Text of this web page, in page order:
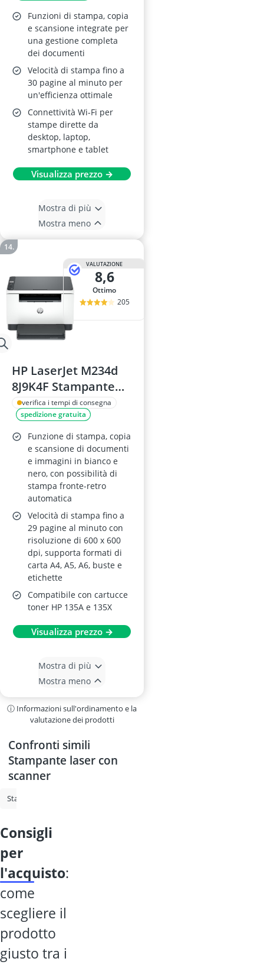
Funzioni di stampa, copia
e scansione integrate per
una gestione completa
dei documenti
Velocità di stampa fino a
30 pagine al minuto per
un'efficienza ottimale
Connettività Wi-Fi per
stampe dirette da
desktop, laptop,
smartphone e tablet
Visualizza prezzo →
Mostra di più
Mostra meno
VALUTAZIONE
8,6
Ottimo
205
HP LaserJet M234d
8J9K4F Stampante
Multifunzione
verifica i tempi di consegna
spedizione gratuita
Funzione di stampa, copia
e scansione di documenti
e immagini in bianco e
nero, con possibilità di
stampa fronte-retro
automatica
Velocità di stampa fino a
29 pagine al minuto con
risoluzione di 600 x 600
dpi, supporta formati di
carta A4, A5, A6, buste e
etichette
Compatibile con cartucce
toner HP 135A e 135X
Visualizza prezzo →
Mostra di più
Mostra meno
ⓘ Informazioni sull'ordinamento e la
valutazione dei prodotti
Confronti simili
Stampante laser con
scanner
Stampante multifunzione laser
consigli
per
l'acquisto:
come
scegliere il
prodotto
giusto tra i